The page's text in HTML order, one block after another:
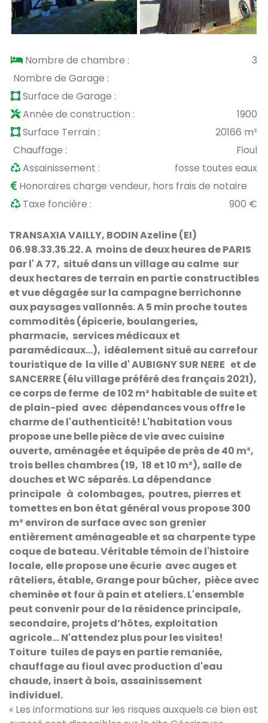
Nombre de chambre :
3
Nombre de Garage :
Surface de Garage :
Année de construction :
1900
Surface Terrain :
20166 m²
Chauffage :
Fioul
Assainissement :
fosse toutes eaux
Honoraires charge vendeur, hors frais de notaire
Taxe foncière :
900 €
TRANSAXIA VAILLY, BODIN Azeline (EI)
06.98.33.35.22.A moins de deux heures de PARIS
par l' A 77, situé dans un village au calme sur
deux hectares de terrain en partie constructibles
et vue dégagée sur la campagne berrichonne
aux paysages vallonnés. A 5 min proche toutes
commodités (épicerie, boulangeries,
pharmacie, services médicaux et
paramédicaux…), idéalement situé au carrefour
touristique de la ville d' AUBIGNY SUR NERE et de
SANCERRE (élu village préféré des français 2021),
ce corps de ferme de 102 m² habitable de suite et
de plain-pied avec dépendances vous offre le
charme de l'authenticité! L'habitation vous
propose une belle pièce de vie avec cuisine
ouverte, aménagée et équipée de près de 40 m²,
trois belles chambres (19, 18 et 10 m²), salle de
douches et WC séparés. La dépendance
principale à colombages, poutres, pierres et
tomettes en bon état général vous propose 300
m² environ de surface avec son grenier
entièrement aménageable et sa charpente type
coque de bateau. Véritable témoin de l'histoire
locale, elle propose une écurie avec auges et
râteliers, étable, Grange pour bûcher, pièce avec
cheminée et four à pain et ateliers. L'ensemble
peut convenir pour de la résidence principale,
secondaire, projets d’hôtes, exploitation
agricole... N'attendez plus pour les visites!
Toiture tuiles de pays en partie remaniée,
chauffage au fioul avec production d'eau
chaude, insert à bois, assainissement
individuel.
« Les informations sur les risques auxquels ce bien est